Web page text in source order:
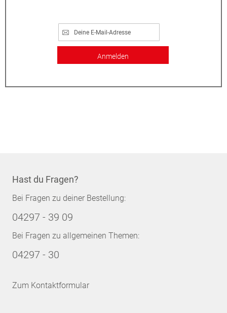
Anmelden
Hast du Fragen?
Bei Fragen zu deiner Bestellung:
04297 - 39 09
Bei Fragen zu allgemeinen Themen:
04297 - 30
Zum Kontaktformular